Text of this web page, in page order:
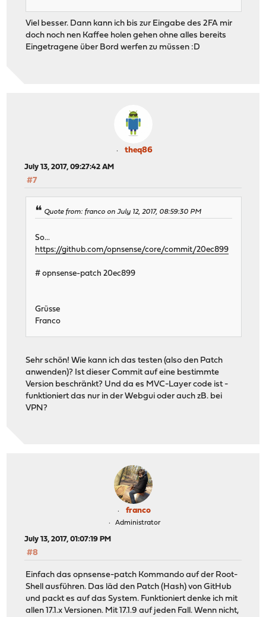
Viel besser. Dann kann ich bis zur Eingabe des 2FA mir
doch noch nen Kaffee holen gehen ohne alles bereits
Eingetragene über Bord werfen zu müssen :D
theq86
July 13, 2017, 09:27:42 AM
#7
Quote from: franco on July 12, 2017, 08:59:30 PM
So...
https://github.com/opnsense/core/commit/20ec899
# opnsense-patch 20ec899
Grüsse
Franco
Sehr schön! Wie kann ich das testen (also den Patch
anwenden)? Ist dieser Commit auf eine bestimmte
Version beschränkt? Und da es MVC-Layer code ist -
funktioniert das nur in der Webgui oder auch zB. bei
VPN?
franco
Administrator
July 13, 2017, 01:07:19 PM
#8
Einfach das opnsense-patch Kommando auf der Root-
Shell ausführen. Das läd den Patch (Hash) von GitHub
und packt es auf das System. Funktioniert denke ich mit
allen 17.1.x Versionen. Mit 17.1.9 auf jeden Fall. Wenn nicht,